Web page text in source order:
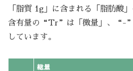
「脂質 1g」に含まれる「脂肪酸」
含有量の“Tr”は「微量」、“-”
しています。
総量